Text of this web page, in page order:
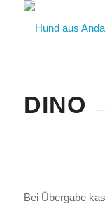
DINO
Bei Übergabe